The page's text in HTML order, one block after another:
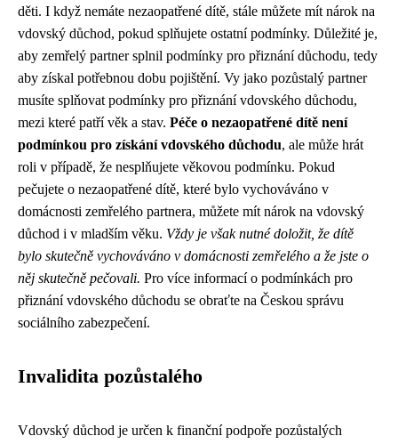
děti. I když nemáte nezaopatřené dítě, stále můžete mít nárok na
vdovský důchod, pokud splňujete ostatní podmínky. Důležité je,
aby zemřelý partner splnil podmínky pro přiznání důchodu, tedy
aby získal potřebnou dobu pojištění. Vy jako pozůstalý partner
musíte splňovat podmínky pro přiznání vdovského důchodu,
mezi které patří věk a stav. Péče o nezaopatřené dítě není
podmínkou pro získání vdovského důchodu, ale může hrát
roli v případě, že nesplňujete věkovou podmínku. Pokud
pečujete o nezaopatřené dítě, které bylo vychováváno v
domácnosti zemřelého partnera, můžete mít nárok na vdovský
důchod i v mladším věku. Vždy je však nutné doložit, že dítě
bylo skutečně vychováváno v domácnosti zemřelého a že jste o
něj skutečně pečovali. Pro více informací o podmínkách pro
přiznání vdovského důchodu se obraťte na Českou správu
sociálního zabezpečení.
Invalidita pozůstalého
Vdovský důchod je určen k finanční podpoře pozůstalých